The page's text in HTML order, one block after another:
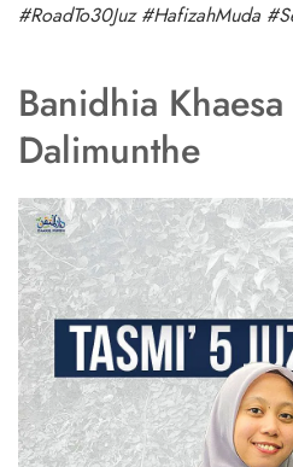
#RoadTo30Juz #HafizahMuda
Banidhia
Dalimunthe